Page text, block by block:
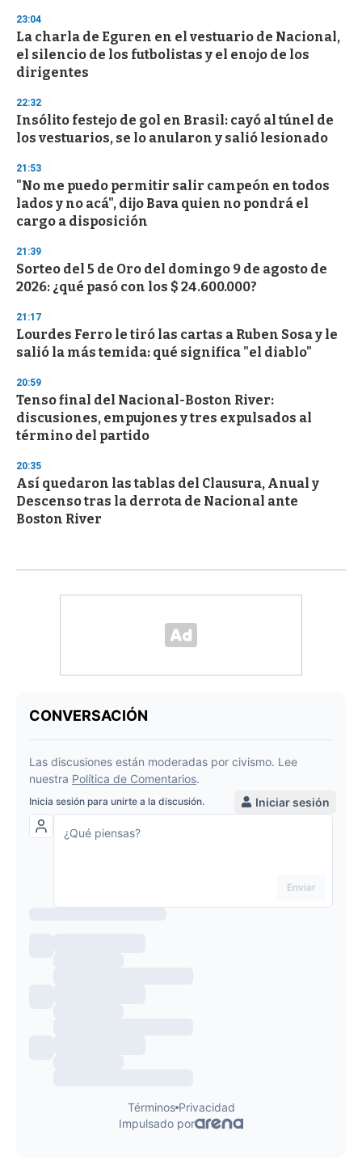
s
e
c
o
n
23:04
La charla de Eguren en el vestuario de Nacional,
el silencio de los futbolistas y el enojo de los
dirigentes
22:32
Insólito festejo de gol en Brasil: cayó al túnel de
los vestuarios, se lo anularon y salió lesionado
21:53
"No me puedo permitir salir campeón en todos
lados y no acá", dijo Bava quien no pondrá el
cargo a disposición
21:39
Sorteo del 5 de Oro del domingo 9 de agosto de
2026: ¿qué pasó con los $ 24.600.000?
21:17
Lourdes Ferro le tiró las cartas a Ruben Sosa y le
salió la más temida: qué significa "el diablo"
20:59
Tenso final del Nacional-Boston River:
discusiones, empujones y tres expulsados al
término del partido
20:35
Así quedaron las tablas del Clausura, Anual y
Descenso tras la derrota de Nacional ante
Boston River